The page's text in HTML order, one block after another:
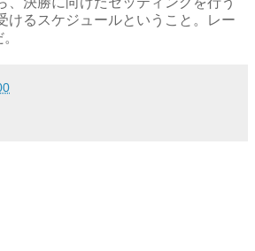
けるスケジュールということ。レー